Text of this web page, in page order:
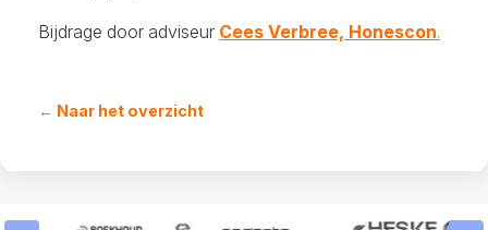
Bijdrage door adviseur Cees Verbree, Honescon.
← Naar het overzicht